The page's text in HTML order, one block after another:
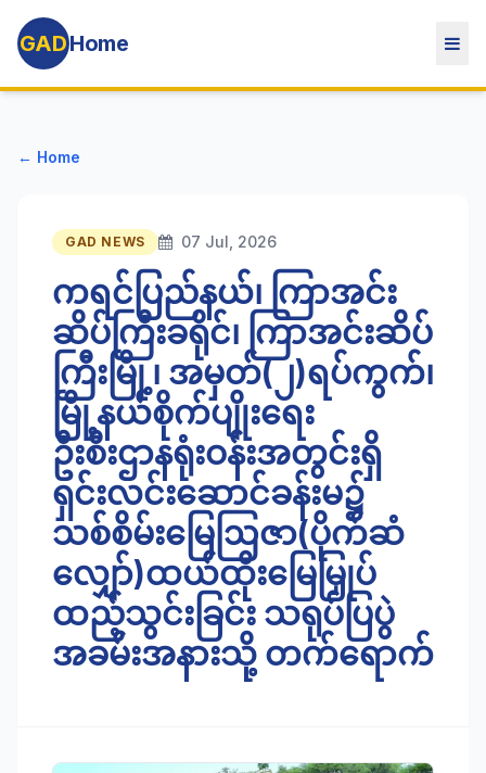
GADHome
← Home
GAD NEWS 07 Jul, 2026
ကရင်ပြည်နယ်၊ ကြာအင်း
ဆိပ်ကြီးခရိုင်၊ ကြာအင်းဆိပ်
ကြီးမြို့၊ အမှတ်(၂)ရပ်ကွက်၊
မြို့နယ်စိုက်ပျိုးရေး
ဦးစီးဌာနရုံးဝန်းအတွင်းရှိ
ရှင်းလင်းဆောင်ခန်းမ၌
သစ်စိမ်းမြေဩဇာ(ပိုက်ဆံ
လျှော်)ထယ်ထိုးမြေမြှုပ်
ထည့်သွင်းခြင်း သရုပ်ပြပွဲ
အခမ်းအနားသို့ တက်ရောက်